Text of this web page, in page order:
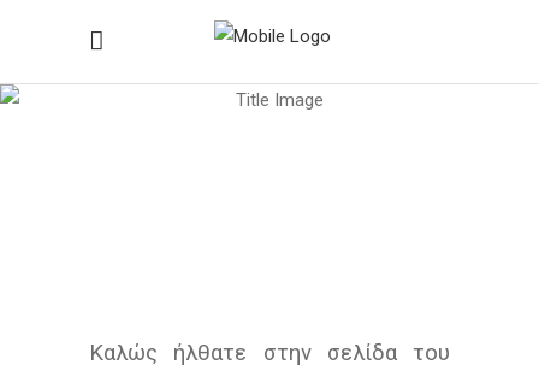
Καλώς ήλθατε στην σελίδα του